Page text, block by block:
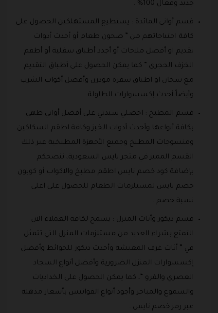
جديد وفعال 100% .
قسم أواني المائدة : يستطيع المستهلكين الحصول على
كافة احتياجاتهم من ” صحون طعام أو أحدث أدوات
تقديم او أفضل ملاحات أو أجدد أطباق سفلية أو أطقم
الخزف الحجري ” كما يمكن الحصول على أطباق التقديم
مع سخان او اطباق سفرة مودرن وأفضل أكواب الشرب
وأيضاً أحدث إكسسوارات الطاولة .
قسم المطبخ : احصلي سيدتي على أفضل أواني ظهي
بكافة أنواعها وأحدث أدوات الخبز وكافة اطقم السكاكين
ومنسوجات المطبخ وجميع الأجهزة المطبخية عبر ذلك
القسم المميز في متجر نايس السعودية، ننصحكم
بإضافة كود خصم نايس اطقم مطبخ والاكواب أو كوبون
خصم نايس لمستلزمات الطعام للحصول على اعلى
نسبة خصم .
قسم ديكور وأثاث المنزل : يسمح لكافة العملاء الآن
التمتع بشراء العديد من مستلزمات المنزل التي تتمثل
في ” أثاث غرف المعيشة وأحدث ديكور للحوائط وأفضل
إكسسوارات المنزل الضرورية وأفضل أنواع السجاد
العصري والفرو “، كما يمكن الحصول على الخداديات
والسموع والمباخر وأجود أنواع الفوانيس بأسعار مذهلة
عبر رمز خصم نايس .